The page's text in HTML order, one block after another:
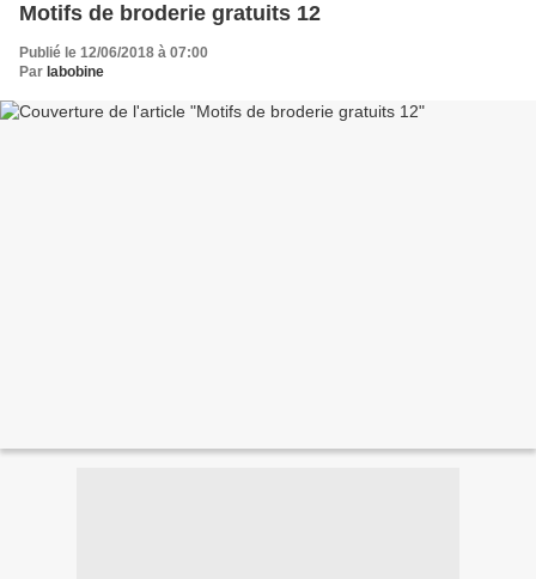
Motifs de broderie gratuits 12
Publié le 12/06/2018 à 07:00
Par labobine